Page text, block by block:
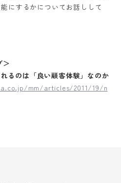
にするかについてお話しして
＞
るのは「良い顧客体験」なのか
mm/articles/2011/19/n